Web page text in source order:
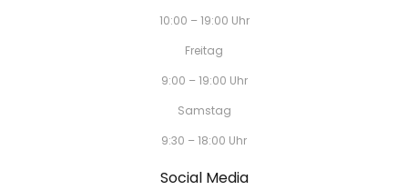
10:00 – 19:00 Uhr
Freitag
9:00 – 19:00 Uhr
Samstag
9:30 – 18:00 Uhr
Social Media